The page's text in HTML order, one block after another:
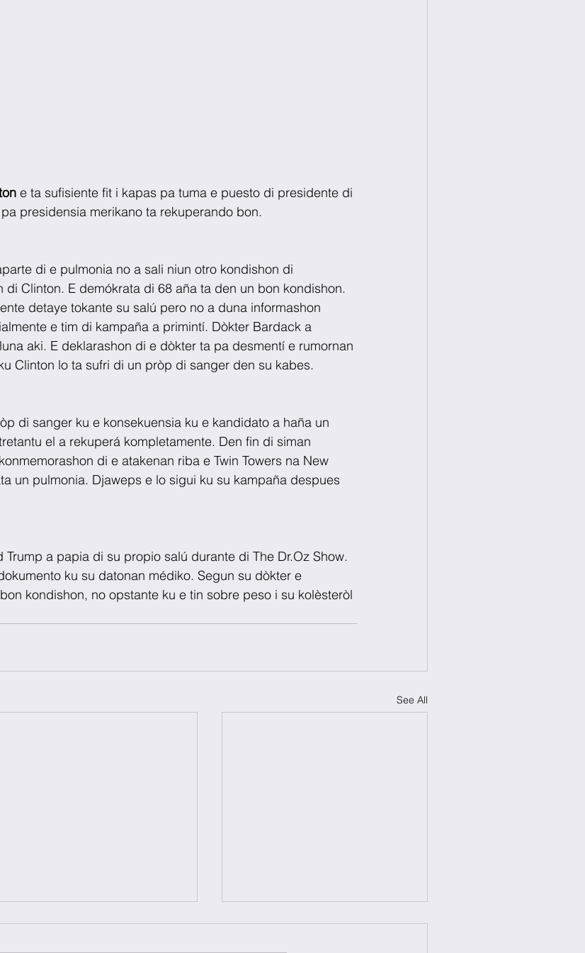
e ta sufisiente fit i kapas pa tuma e puesto di presidente di
presidensia merikano ta rekuperando bon.
di e pulmonia no a sali niun otro kondishon di
Clinton. E demókrata di 68 aña ta den un bon kondishon.
detaye tokante su salú pero no a duna informashon
e tim di kampaña a primintí. Dòkter Bardack a
aki. E deklarashon di e dòkter ta pa desmentí e rumornan
Clinton lo ta sufri di un pròp di sanger den su kabes.
di sanger ku e konsekuensia ku e kandidato a haña un
el a rekuperá kompletamente. Den fin di siman
di e atakenan riba e Twin Towers na New
un pulmonia. Djaweps e lo sigui ku su kampaña despues
a papia di su propio salú durante di The Dr.Oz Show.
ku su datonan médiko. Segun su dòkter e
kondishon, no opstante ku e tin sobre peso i su kolèsteròl
See All